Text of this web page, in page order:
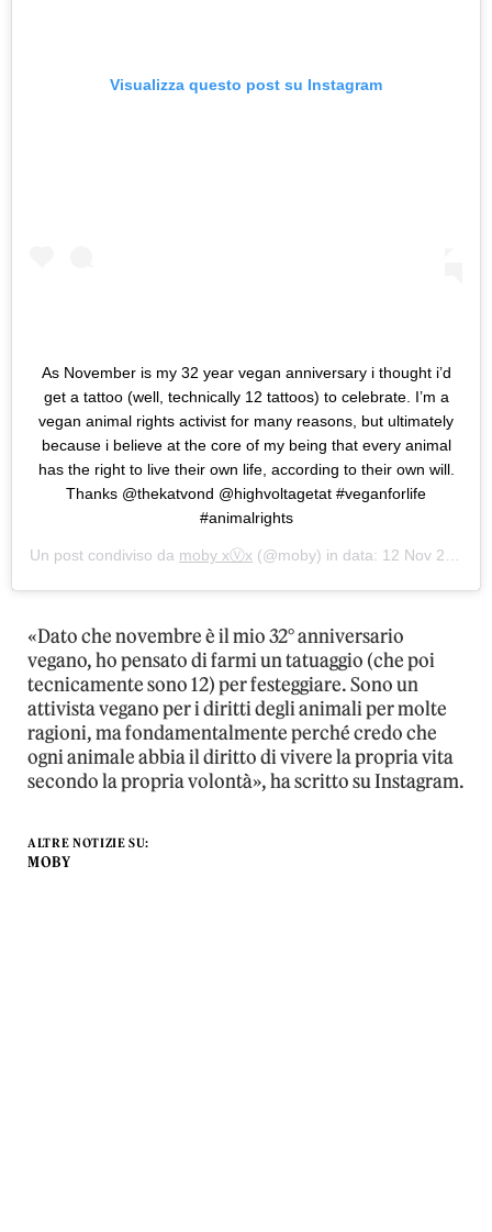
Visualizza questo post su Instagram
As November is my 32 year vegan anniversary i thought i’d
get a tattoo (well, technically 12 tattoos) to celebrate. I’m a
vegan animal rights activist for many reasons, but ultimately
because i believe at the core of my being that every animal
has the right to live their own life, according to their own will.
Thanks @thekatvond @highvoltagetat #veganforlife
#animalrights
Un post condiviso da moby xⓋx (@moby) in data: 12 Nov 2019 alle ore 8:00 PST
«Dato che novembre è il mio 32° anniversario
vegano, ho pensato di farmi un tatuaggio (che poi
tecnicamente sono 12) per festeggiare. Sono un
attivista vegano per i diritti degli animali per molte
ragioni, ma fondamentalmente perché credo che
ogni animale abbia il diritto di vivere la propria vita
secondo la propria volontà», ha scritto su Instagram.
ALTRE NOTIZIE SU:
MOBY